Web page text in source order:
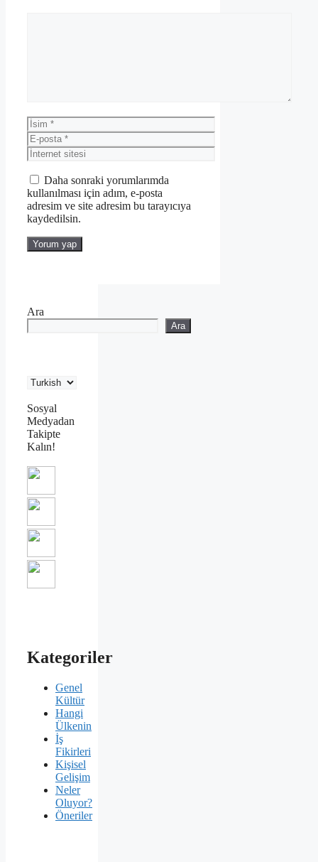
İsim
E-
posta
İnternet
sitesi
Daha sonraki yorumlarımda
kullanılması için adım, e-posta
adresim ve site adresim bu tarayıcıya
kaydedilsin.
Ara
Ara
Sosyal
Medyadan
Takipte
Kalın!
Kategoriler
Genel
Kültür
Hangi
Ülkenin
İş
Fikirleri
Kişisel
Gelişim
Neler
Oluyor?
Öneriler